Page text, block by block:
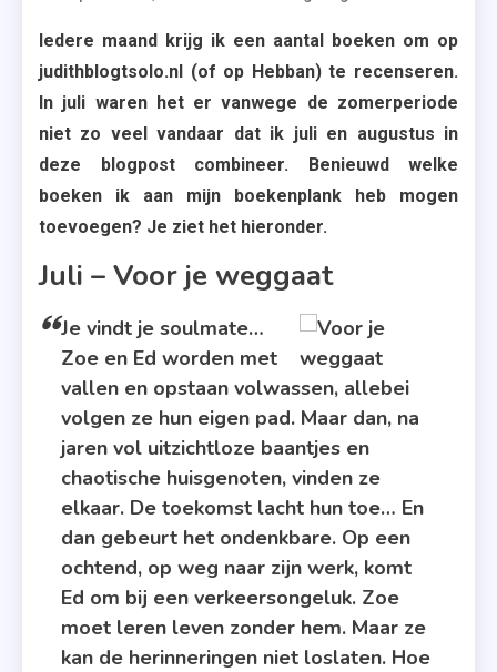
Wat
Je
Lief
Is
,
Duet
,
,
Samen
,
Iedere maand krijg ik een aantal boeken om op
judithblogtsolo.nl (of op Hebban) te recenseren.
In juli waren het er vanwege de zomerperiode
niet zo veel vandaar dat ik juli en augustus in
deze blogpost combineer. Benieuwd welke
boeken ik aan mijn boekenplank heb mogen
toevoegen? Je ziet het hieronder.
Juli – Voor je weggaat
Je vindt je soulmate…
Zoe en Ed worden met
vallen en opstaan volwassen, allebei
volgen ze hun eigen pad. Maar dan, na
jaren vol uitzichtloze baantjes en
chaotische huisgenoten, vinden ze
elkaar. De toekomst lacht hun toe… En
dan gebeurt het ondenkbare. Op een
ochtend, op weg naar zijn werk, komt
Ed om bij een verkeersongeluk. Zoe
moet leren leven zonder hem. Maar ze
kan de herinneringen niet loslaten. Hoe